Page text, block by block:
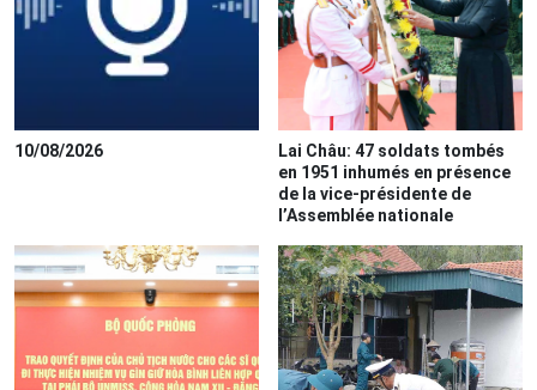
10/08/2026
Lai Châu: 47 soldats tombés
en 1951 inhumés en présence
de la vice-présidente de
l’Assemblée nationale